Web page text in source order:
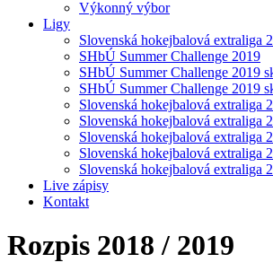
Výkonný výbor
Ligy
Slovenská hokejbalová extraliga
SHbÚ Summer Challenge 2019
SHbÚ Summer Challenge 2019
SHbÚ Summer Challenge 2019
Slovenská hokejbalová extraliga
Slovenská hokejbalová extraliga
Slovenská hokejbalová extraliga
Slovenská hokejbalová extraliga
Slovenská hokejbalová extraliga
Live zápisy
Kontakt
Rozpis 2018 / 2019